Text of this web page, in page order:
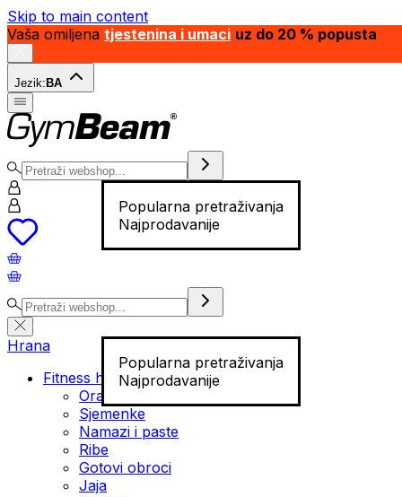
Skip to main content
Vaša omiljena tjestenina i umaci uz do 20 % popusta
Jezik: BA
Popularna pretraživanja
Najprodavanije
Popularna pretraživanja
Najprodavanije
Hrana
Fitness hrana
Orašasti plodovi
Sjemenke
Namazi i paste
Ribe
Gotovi obroci
Jaja